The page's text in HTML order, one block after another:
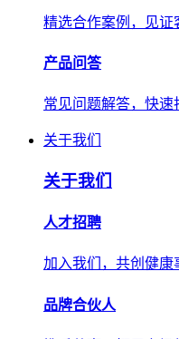
精选合作案例，见证
产品问答
常见问题解答，快速
关于我们
关于我们
人才招聘
加入我们，共创健康
品牌合伙人